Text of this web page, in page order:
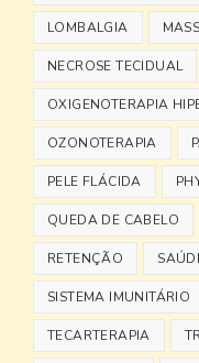
LOMBALGIA
NECROSE TECIDUAL
OXIGENOTERAPIA
OZONOTERAPIA
PELE FLÁCIDA
QUEDA DE CABELO
RETENÇÃO
SISTEMA IMUNITÁRIO
TECARTERAPIA